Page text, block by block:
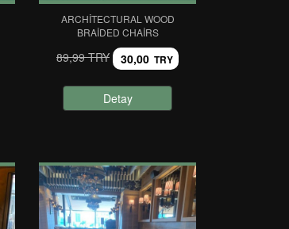
ARCHITECTURAL WOOD
BRAIDED CHAIRS
89,99 TRY 30,00 TRY
Detay